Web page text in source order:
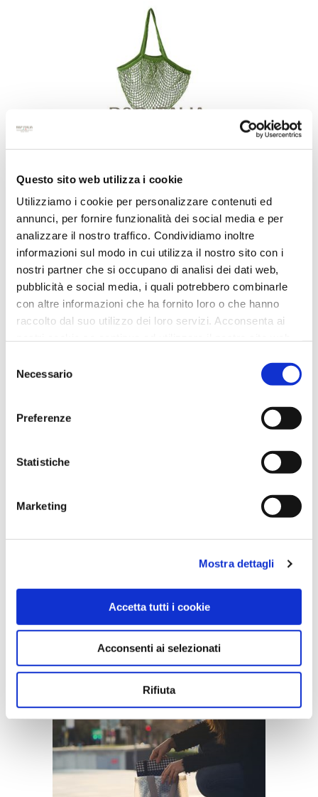
Questo sito web utilizza i cookie
Utilizziamo i cookie per personalizzare contenuti ed
annunci, per fornire funzionalità dei social media e per
analizzare il nostro traffico. Condividiamo inoltre
informazioni sul modo in cui utilizza il nostro sito con i
nostri partner che si occupano di analisi dei dati web,
pubblicità e social media, i quali potrebbero combinarle
con altre informazioni che ha fornito loro o che hanno
raccolto dal suo utilizzo dei loro servizi. Acconsenta ai
delNecessario
Preferenze
Statistiche
Marketing
Mostra dettagli
Accetta tutti i cookie
Acconsenti ai selezionati
Rifiuta
MESH BAG/ 100% COTONE
BORSA PRESTIGE / PLURIBALL